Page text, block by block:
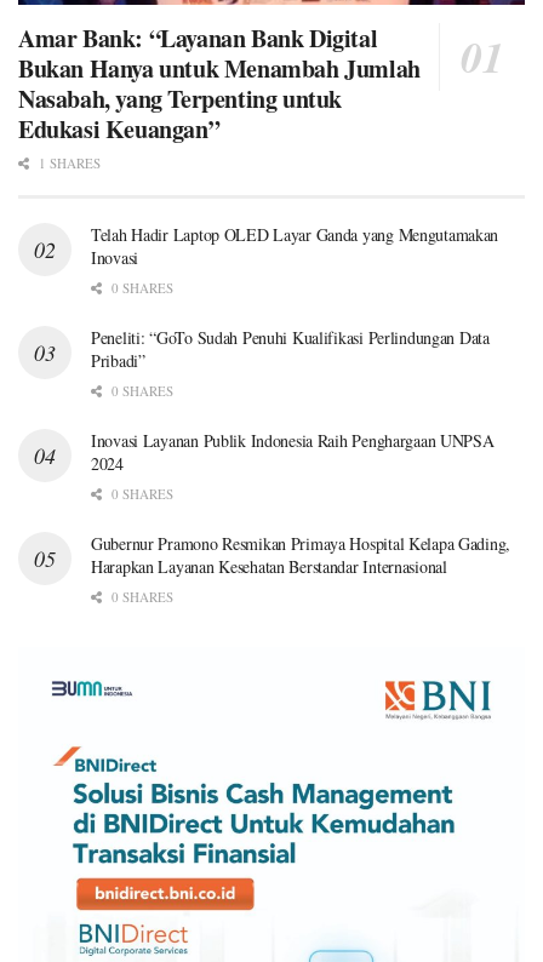
Amar Bank: “Layanan Bank Digital
Bukan Hanya untuk Menambah Jumlah
Nasabah, yang Terpenting untuk
Edukasi Keuangan”
1 SHARES
Telah Hadir Laptop OLED Layar Ganda yang Mengutamakan
Inovasi
0 SHARES
Peneliti: “GoTo Sudah Penuhi Kualifikasi Perlindungan Data
Pribadi”
0 SHARES
Inovasi Layanan Publik Indonesia Raih Penghargaan UNPSA
2024
0 SHARES
Gubernur Pramono Resmikan Primaya Hospital Kelapa Gading,
Harapkan Layanan Kesehatan Berstandar Internasional
0 SHARES